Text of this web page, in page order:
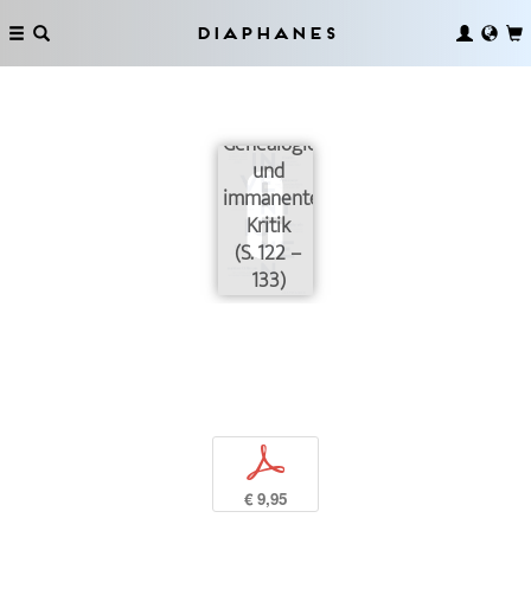
Diaphanes
Genealogie
und
immanente
Kritik
(S. 122 –
133)
p
€ 9,95